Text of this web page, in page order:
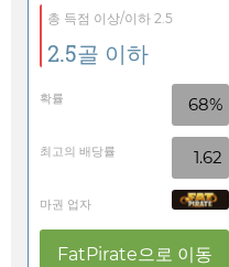
총 득점 이상/이하 2.5
2.5골 이하
확률 68%
최고의 배당률 1.62
마권 업자
FatPirate으로 이동